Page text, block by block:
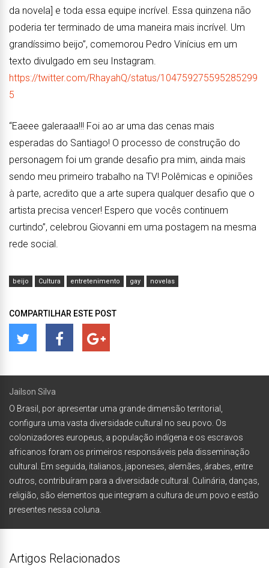
da novela] e toda essa equipe incrível. Essa quinzena não
poderia ter terminado de uma maneira mais incrível. Um
grandíssimo beijo”, comemorou Pedro Vinícius em um
texto divulgado em seu Instagram.
https://twitter.com/RhayahQ/status/104759275595285299
5
“Eaeee galeraaa!!! Foi ao ar uma das cenas mais
esperadas do Santiago! O processo de construção do
personagem foi um grande desafio pra mim, ainda mais
sendo meu primeiro trabalho na TV! Polêmicas e opiniões
à parte, acredito que a arte supera qualquer desafio que o
artista precisa vencer! Espero que vocês continuem
curtindo”, celebrou Giovanni em uma postagem na mesma
rede social.
beijo Cultura entretenimento gay novelas
COMPARTILHAR ESTE POST
Jailson Silva
O Brasil, por apresentar uma grande dimensão territorial,
configura uma vasta diversidade cultural no seu povo. Os
colonizadores europeus, a população indígena e os escravos
africanos foram os primeiros responsáveis pela disseminação
cultural. Em seguida, italianos, japoneses, alemães, árabes, entre
outros, contribuíram para a diversidade cultural. Culinária, danças,
religião, são elementos que integram a cultura de um povo e estão
presentes nessa coluna.
Artigos Relacionados